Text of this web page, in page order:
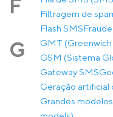
F
Filtragem de
Flash SMS
G
GMT
GSM (Sistema
Gateway SMS
Geração artificial
Grandes